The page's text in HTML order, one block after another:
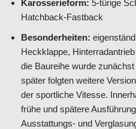
Karosserieform: 5-türige
Hatchback-Fastback
Besonderheiten:
Heckklappe,
die Baureihe wurde
später folgten weitere
der sportliche Vitesse.
frühe und spätere
Ausstattungs- und